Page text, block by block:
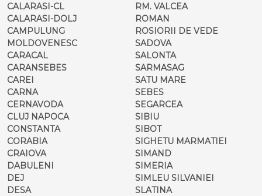
CALARASI-CL
CALARASI-DOLJ
CAMPULUNG
MOLDOVENESC
CARACAL
CARANSEBES
CAREI
CARNA
CERNAVODA
CLUJ NAPOCA
CONSTANTA
CORABIA
CRAIOVA
DABULENI
DEJ
DESA
RM. VALCEA
ROMAN
ROSIORII DE VEDE
SADOVA
SALONTA
SARMASAG
SATU MARE
SEBES
SEGARCEA
SIBIU
SIBOT
SIGHETU MARMATIEI
SIMAND
SIMERIA
SIMLEU SILVANIEI
SLATINA